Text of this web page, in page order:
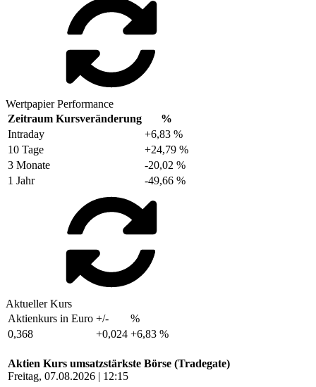
Wertpapier Performance
Zeitraum Kursveränderung
%
Intraday
+6,83 %
10 Tage
+24,79 %
3 Monate
-20,02 %
1 Jahr
-49,66 %
Aktueller Kurs
Aktienkurs in Euro +/-
%
0,368
+0,024 +6,83 %
Aktien Kurs umsatzstärkste Börse (Tradegate)
Freitag, 07.08.2026 | 12:15